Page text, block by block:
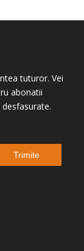
tuturor. Vei
abonatii